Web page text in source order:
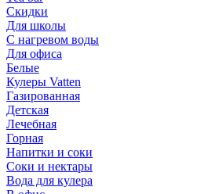
Скидки
Для школы
С нагревом воды
Для офиса
Белые
Кулеры Vatten
Газированная
Детская
Лечебная
Горная
Напитки и соки
Соки и нектары
Вода для кулера